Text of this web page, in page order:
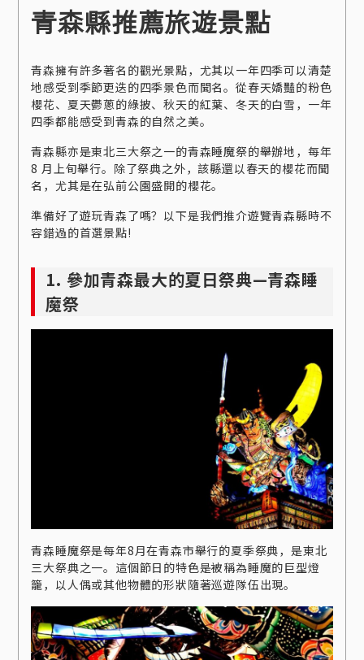
青森縣推薦旅遊景點
青森擁有許多著名的觀光景點，尤其以一年四季可以清楚
地感受到季節更迭的四季景色而聞名。從春天嬌豔的粉色
櫻花、夏天鬱蔥的綠披、秋天的紅葉、冬天的白雪，一年
四季都能感受到青森的自然之美。
青森縣亦是東北三大祭之一的青森睡魔祭的舉辦地，每年
8 月上旬舉行。除了祭典之外，該縣還以春天的櫻花而聞
名，尤其是在弘前公園盛開的櫻花。
準備好了遊玩青森了嗎？以下是我們推介遊覽青森縣時不
容錯過的首選景點!
1. 參加青森最大的夏日祭典—青森睡
魔祭
青森睡魔祭是每年8月在青森市舉行的夏季祭典，是東北
三大祭典之一。這個節日的特色是被稱為睡魔的巨型燈
籠，以人偶或其他物體的形狀隨著巡遊隊伍出現。